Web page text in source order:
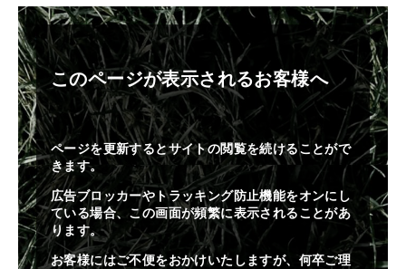
このページが表示されるお客様へ
ページを更新するとサイトの閲覧を続けることがで
きます。
広告ブロッカーやトラッキング防止機能をオンにし
ている場合、この画面が頻繁に表示されることがあ
ります。
お客様にはご不便をおかけいたしますが、何卒ご理